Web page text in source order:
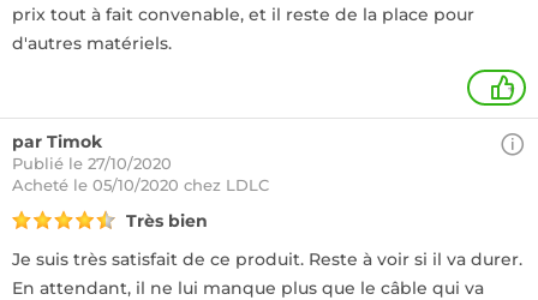
prix tout à fait convenable, et il reste de la place pour
d'autres matériels.
+
par Timok
Publié le 27/10/2020
Acheté le 05/10/2020 chez LDLC
Très bien
Je suis très satisfait de ce produit. Reste à voir si il va durer.
En attendant, il ne lui manque plus que le câble qui va